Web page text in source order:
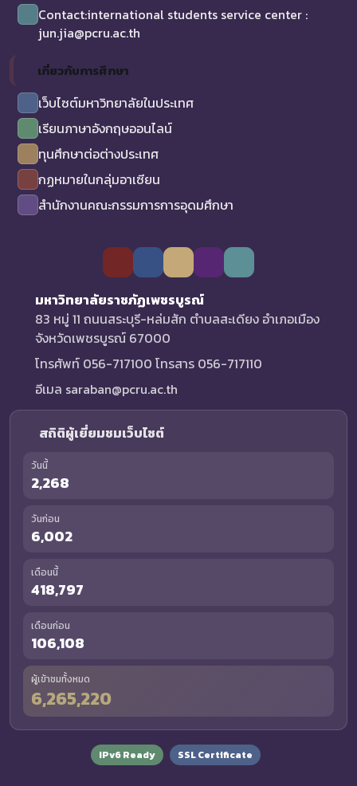
Contact:international students service center :
jun.jia@pcru.ac.th
เกี่ยวกับการศึกษา
เว็บไซต์มหาวิทยาลัยในประเทศ
เรียนภาษาอังกฤษออนไลน์
ทุนศึกษาต่อต่างประเทศ
กฏหมายในกลุ่มอาเซียน
สำนักงานคณะกรรมการการอุดมศึกษา
มหาวิทยาลัยราชภัฏเพชรบูรณ์
83 หมู่ 11 ถนนสระบุรี-หล่มสัก ตำบลสะเดียง อำเภอเมือง
จังหวัดเพชรบูรณ์ 67000
โทรศัพท์ 056-717100 โทรสาร 056-717110
อีเมล saraban@pcru.ac.th
สถิติผู้เยี่ยมชมเว็บไซต์
วันนี้
2,268
วันก่อน
6,002
เดือนนี้
418,797
เดือนก่อน
106,108
ผู้เข้าชมทั้งหมด
6,265,220
IPv6 Ready SSL Certificate